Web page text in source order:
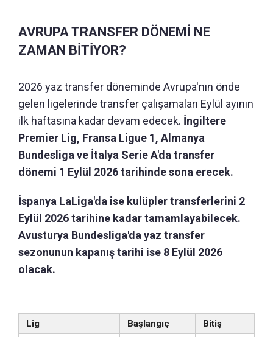
AVRUPA TRANSFER DÖNEMİ NE
ZAMAN BİTİYOR?
2026 yaz transfer döneminde Avrupa'nın önde
gelen ligelerinde transfer çalışamaları Eylül ayının
ilk haftasına kadar devam edecek. İngiltere
Premier Lig, Fransa Ligue 1, Almanya
Bundesliga ve İtalya Serie A'da transfer
dönemi 1 Eylül 2026 tarihinde sona erecek.
İspanya LaLiga'da ise kulüpler transferlerini 2
Eylül 2026 tarihine kadar tamamlayabilecek.
Avusturya Bundesliga'da yaz transfer
sezonunun kapanış tarihi ise 8 Eylül 2026
olacak.
Lig Başlangıç
Bitiş